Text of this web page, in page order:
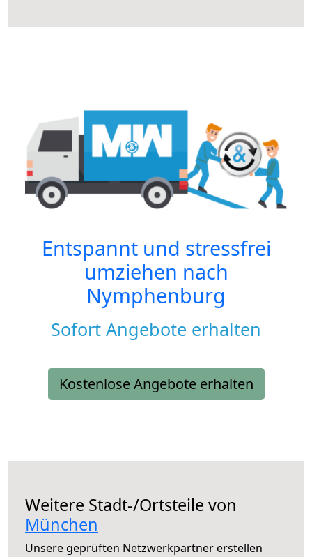
Entspannt und stressfrei
umziehen nach
Nymphenburg
Sofort Angebote erhalten
Kostenlose Angebote erhalten
Weitere Stadt-/Ortsteile von
München
Unsere geprüften Netzwerkpartner erstellen